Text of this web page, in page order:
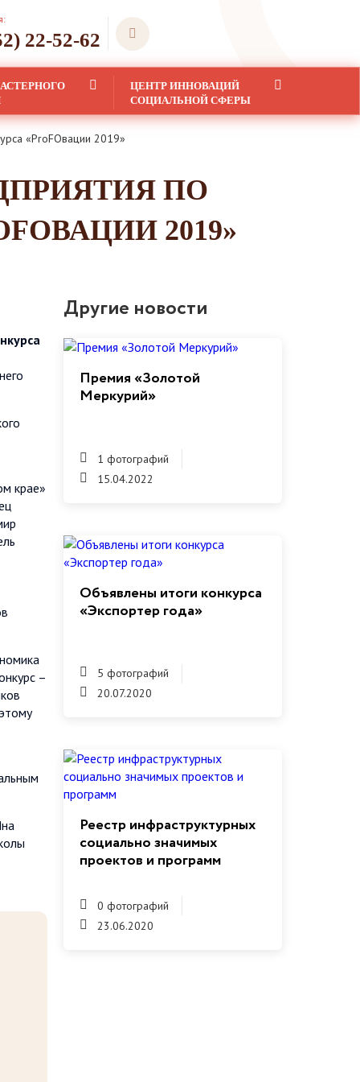
22-52-62
ЦЕНТР ИННОВАЦИЙ
СОЦИАЛЬНОЙ СФЕРЫ
«РrоFОвации 2019»
ПО
2019»
крае»
–
Другие новости
Премия «Золотой
Меркурий»
1 фотографий
15.04.2022
Объявлены итоги конкурса
«Экспортер года»
5 фотографий
20.07.2020
Реестр инфраструктурных
социально значимых
проектов и программ
0 фотографий
23.06.2020